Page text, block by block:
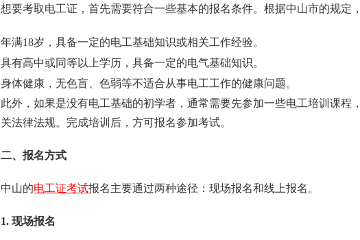
想要考取电工证，首先需要符合一些基本的报名条件。根据中山市的规定
年满18岁，具备一定的电工基础知识或相关工作经验。
具有高中或同等以上学历，具备一定的电气基础知识。
身体健康，无色盲、色弱等不适合从事电工工作的健康问题。
此外，如果是没有电工基础的初学者，通常需要先参加一些电工培训课
关法律法规。完成培训后，方可报名参加考试。
二、报名方式
中山的电工证考试报名主要通过两种途径：现场报名和线上报名。
1. 现场报名